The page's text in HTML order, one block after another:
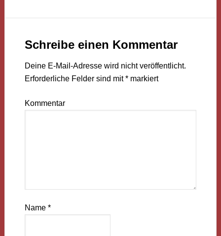
Schreibe einen Kommentar
Deine E-Mail-Adresse wird nicht veröffentlicht.
Erforderliche Felder sind mit*markiert
Kommentar
Name *